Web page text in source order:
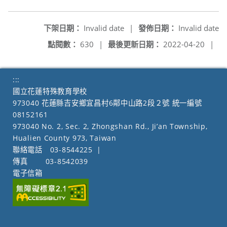
發佈日期： Invalid date
下架日期： Invalid date
|
最後更新日期： 2022-04-20 |
點閱數： 630 |
:::
國立花蓮特殊教育學校
973040 花蓮縣吉安鄉宜昌村6鄰中山路2段２號 統一編號
08152161
973040 No. 2, Sec. 2, Zhongshan Rd., Ji’an Township,
Hualien County 973, Taiwan
聯絡電話
03-8544225
|
傳真
03-8542039
電子信箱